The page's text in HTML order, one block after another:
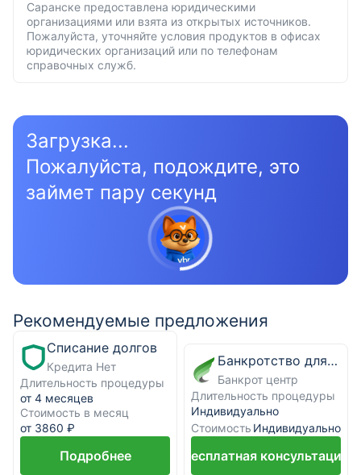
Саранске предоставлена юридическими
организациями или взята из открытых источников.
Пожалуйста, уточняйте условия продуктов в офисах
юридических организаций или по телефонам
справочных служб.
Загрузка...
Пожалуйста, подождите, это
займет пару секунд
Рекомендуемые предложения
Списание долгов
Кредита Нет
Длительность процедуры
от 4 месяцев
Стоимость в месяц
от 3860 ₽
Подробнее
Банкротство для физических лиц
Банкрот центр
Длительность процедуры
Индивидуально
Стоимость Индивидуально
Бесплатная консультация